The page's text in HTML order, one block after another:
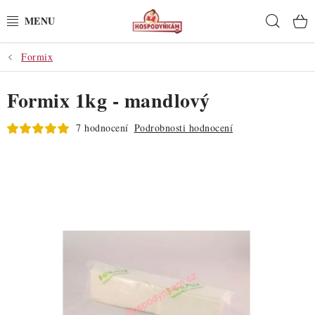
na
POTŘEBY
POMŮCKY
SUROVINY
Formix
Formix 1kg - mandlový
7 hodnocení Podrobnosti hodnocení